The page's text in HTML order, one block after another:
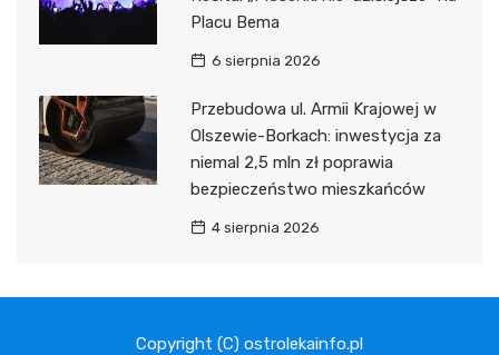
Placu Bema
6 sierpnia 2026
Przebudowa ul. Armii Krajowej w
Olszewie-Borkach: inwestycja za
niemal 2,5 mln zł poprawia
bezpieczeństwo mieszkańców
4 sierpnia 2026
Copyright (C) ostrolekainfo.pl